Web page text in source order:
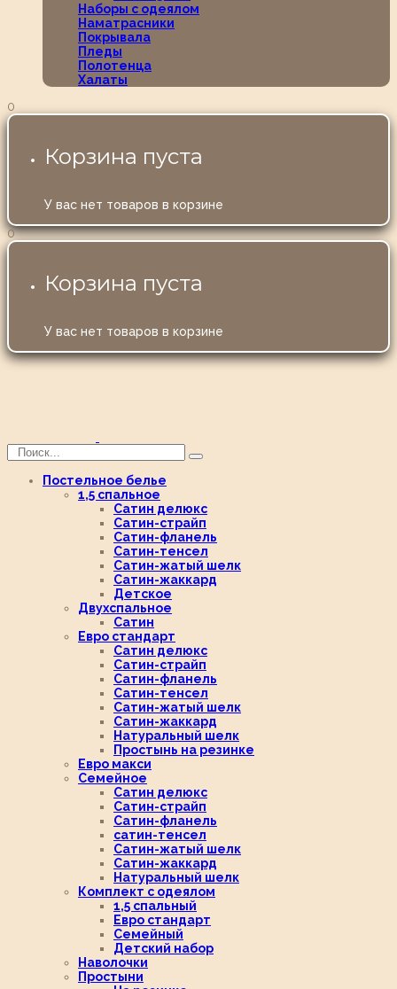
Наборы с одеялом
Наматрасники
Покрывала
Пледы
Полотенца
Халаты
0
Корзина пуста
У вас нет товаров в корзине
0
Корзина пуста
У вас нет товаров в корзине
Постельное белье
1,5 спальное
Сатин делюкс
Сатин-страйп
Сатин-фланель
Сатин-тенсел
Сатин-жатый шелк
Сатин-жаккард
Детское
Двухспальное
Сатин
Евро стандарт
Сатин делюкс
Сатин-страйп
Сатин-фланель
Сатин-тенсел
Сатин-жатый шелк
Сатин-жаккард
Натуральный шелк
Простынь на резинке
Евро макси
Семейное
Сатин делюкс
Сатин-страйп
Сатин-фланель
сатин-тенсел
Сатин-жатый шелк
Сатин-жаккард
Натуральный шелк
Комплект с одеялом
1,5 спальный
Евро стандарт
Семейный
Детский набор
Наволочки
Простыни